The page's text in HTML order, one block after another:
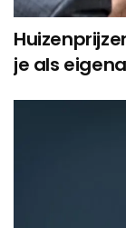
je als